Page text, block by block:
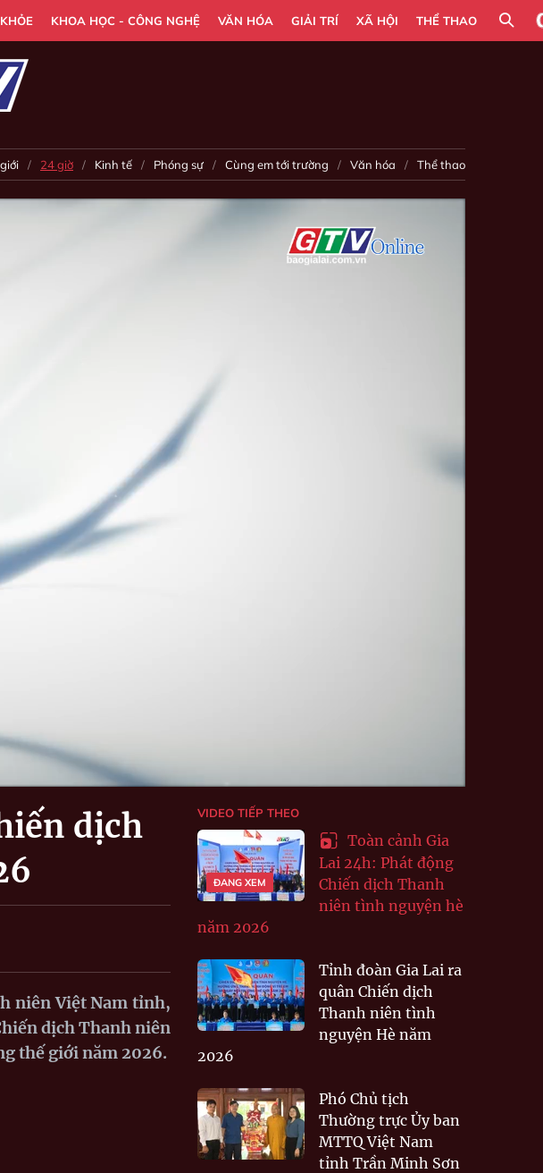
KHOA HỌC - CÔNG NGHỆ VĂN HÓA GIẢI TRÍ XÃ HỘI THỂ THAO
24 giờ Kinh tế Phóng sự Cùng em tới trường Văn hóa Thể thao
dịch
niên Việt Nam tỉnh,
dịch Thanh niên
thế giới năm 2026.
VIDEO TIẾP THEO
ĐANG XEM
Toàn cảnh Gia
Lai 24h: Phát động
Chiến dịch Thanh
niên tình nguyện hè
năm 2026
Tỉnh đoàn Gia Lai ra
quân Chiến dịch
Thanh niên tình
nguyện Hè năm
2026
Phó Chủ tịch
Thường trực Ủy ban
MTTQ Việt Nam
tỉnh Trần Minh Sơn